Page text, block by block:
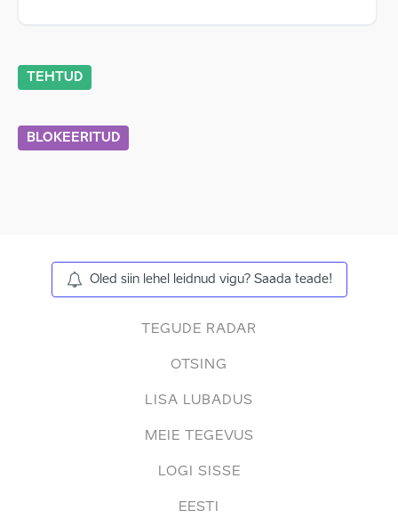
TEHTUD
BLOKEERITUD
Oled siin lehel leidnud vigu? Saada teade!
TEGUDE RADAR
OTSING
LISA LUBADUS
MEIE TEGEVUS
LOGI SISSE
EESTI